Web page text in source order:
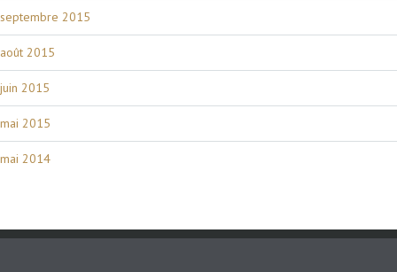
septembre 2015
août 2015
juin 2015
mai 2015
mai 2014